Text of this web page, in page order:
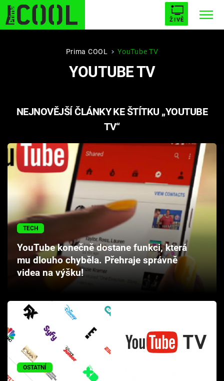
ŽIVĚ
STARHOUSE BUFFY, PŘEMOŽITELKA UPÍRŮ
PLNEJ KOTEL AVENGERS 5
Filmy
Seriály
Hry
Cool Esport
Pořady
Sledujte prima+
Přihlášení
Sledujte nás
Prima COOL YouTube TV
YOUTUBE TV
NEJNOVĚJŠÍ ČLÁNKY KE ŠTÍTKU „YOUTUBE
TV“
TECH
YouTube konečně dostane funkci, která
mu dlouho chyběla. Přehraje správně
videa na výšku!
OSTATNÍ